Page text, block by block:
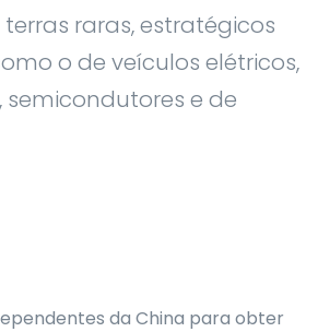
raras, estratégicos
o de veículos elétricos,
semicondutores e de
da China para obter